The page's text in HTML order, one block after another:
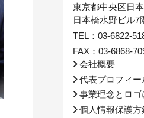
東京都中央区日
日本橋水野ビル7
TEL：03-6822-
FAX：03-6868-
会社概要
代表プロフィー
事業理念とロ
個人情報保護方